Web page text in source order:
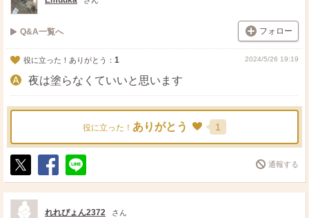
Q&A一覧へ フォロー
役に立った！ありがとう： 1 2024/5/26 19:19
夜は塗らなくていいと思います
役に立った！ ありがとう 1
ポ
ス
ト
シ
ェ
送
る
通報する
れれぴょん2372 さん